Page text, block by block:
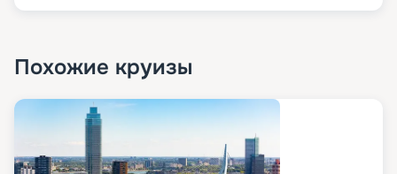
Похожие круизы